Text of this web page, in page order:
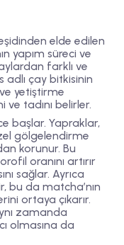
elde edilen
yapım süreci ve
farklı ve
adlı çay bitkisinin
ve yetiştirme
tadını belirler.
başlar. Yapraklar,
gölgelendirme
korunur. Bu
oranını artırır
sağlar. Ayrıca
bu da matcha’nın
ortaya çıkarır.
zamanda
olmasına da